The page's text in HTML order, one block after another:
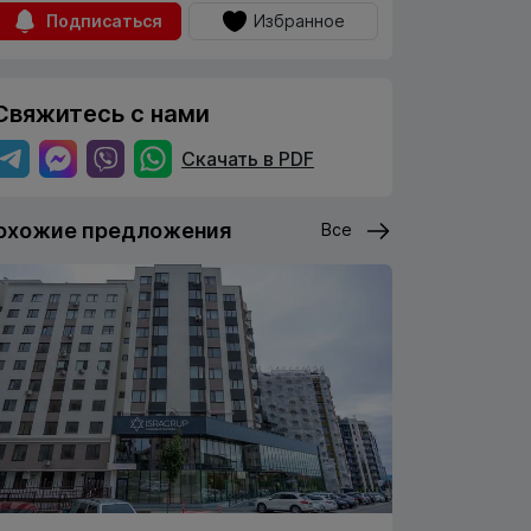
Подписаться Избранное
с нами
Скачать в PDF
предложения Все